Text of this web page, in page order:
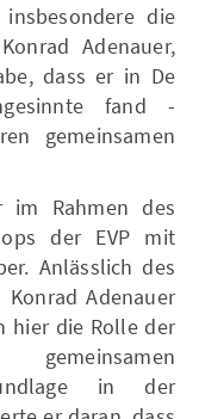
die
Adenauer,
dass er in De
fand -
gemeinsamen
im Rahmen des
der EVP mit
Anlässlich des
Adenauer
hier die Rolle der
in der